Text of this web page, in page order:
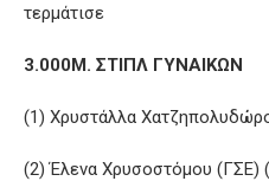
τερμάτισε
3.000Μ. ΣΤΙΠΛ ΓΥΝΑΙΚΩΝ
(1) Χρυστάλλα
(2) Έλενα Χρυσοστόμου